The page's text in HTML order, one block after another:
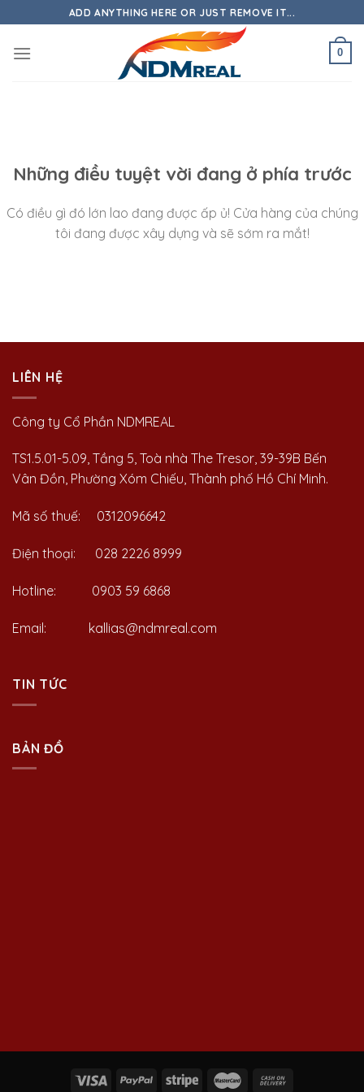
to
content
ADD ANYTHING HERE OR JUST REMOVE IT...
0
Những điều tuyệt vời đang ở phía trước
Có điều gì đó lớn lao đang được ấp ủ! Cửa hàng của chúng
tôi đang được xây dựng và sẽ sớm ra mắt!
LIÊN HỆ
Công ty Cổ Phần NDMREAL
TS1.5.01-5.09, Tầng 5, Toà nhà The Tresor, 39-39B Bến
Vân Đồn, Phường Xóm Chiếu, Thành phố Hồ Chí Minh.
Mã số thuế: 0312096642
Điện thoại: 028 2226 8999
Hotline: 0903 59 6868
Email: kallias@ndmreal.com
TIN TỨC
BẢN ĐỒ